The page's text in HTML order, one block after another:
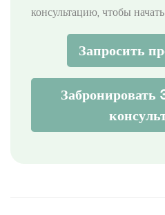
консультацию, чтобы
Запросить